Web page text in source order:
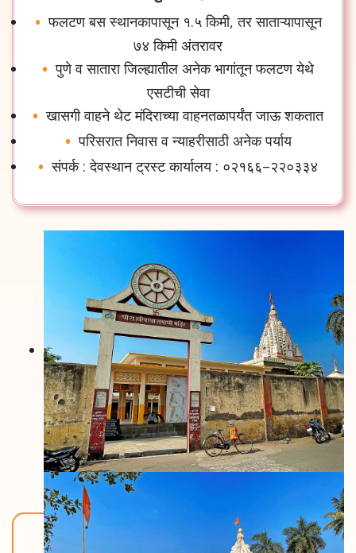
फलटण बस स्थानकापासून १.५ किमी,तर साताऱ्यापासून
७४ किमी अंतरावर
पुणे व सातारा जिल्ह्यातील अनेक भागांतून फलटण येथे
एसटीची सेवा
खासगी वाहने थेट मंदिराच्या वाहनतळापर्यंत जाऊ शकतात
परिसरात निवास व न्याहरीसाठी अनेक पर्याय
संपर्क:देवस्थान ट्रस्ट कार्यालय: ०२१६६–२२०३३४